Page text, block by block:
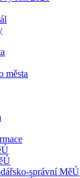
města
správní MěÚ